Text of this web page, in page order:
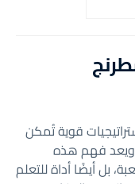
قوية تُمكن
ويعد فهم هذه
بل أيضًا أداة للتعلم